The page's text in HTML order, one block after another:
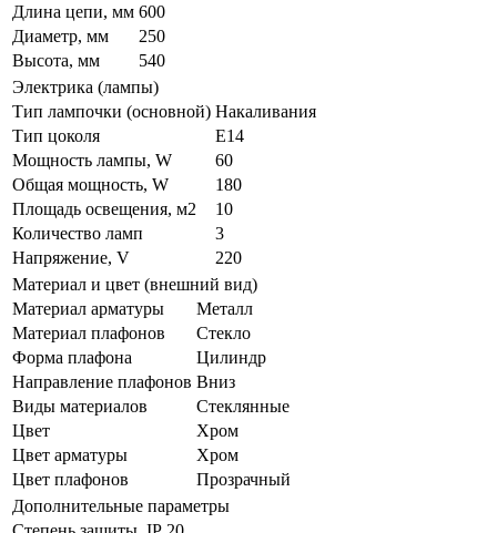
Длина цепи, мм 600
Диаметр, мм
250
Высота, мм
540
Электрика (лампы)
Тип лампочки (основной) Накаливания
Тип цоколя
E14
Мощность лампы, W
60
Общая мощность, W
180
Площадь освещения, м2
10
Количество ламп
3
Напряжение, V
220
Материал и цвет (внешний вид)
Материал арматуры
Металл
Материал плафонов
Стекло
Форма плафона
Цилиндр
Направление плафонов Вниз
Виды материалов
Стеклянные
Цвет
Хром
Цвет арматуры
Хром
Цвет плафонов
Прозрачный
Дополнительные параметры